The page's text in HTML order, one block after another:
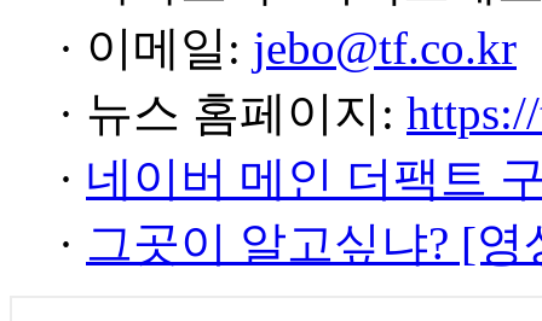
· 이메일: jebo@tf.co.kr
· 뉴스 홈페이지:
· 네이버 메인 더팩트
· 그곳이 알고싶냐? [